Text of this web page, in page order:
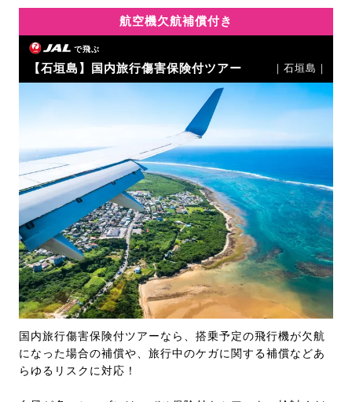
航空機欠航補償付き
で飛ぶ
【石垣島】国内旅行傷害保険付ツアー ｜石垣島｜
国内旅行傷害保険付ツアーなら、搭乗予定の飛行機が欠航
になった場合の補償や、旅行中のケガに関する補償などあ
らゆるリスクに対応！